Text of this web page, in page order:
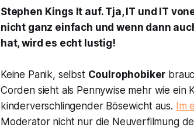
Stephen Kings It auf. Tja, IT und IT
nicht ganz einfach und wenn dann
hat, wird es echt lustig!
Keine Panik, selbst Coulrophobiker
Corden sieht als Pennywise mehr wie ein
kinderverschlingender Bösewicht aus. Im
Moderator nicht nur die Neuverfilmung